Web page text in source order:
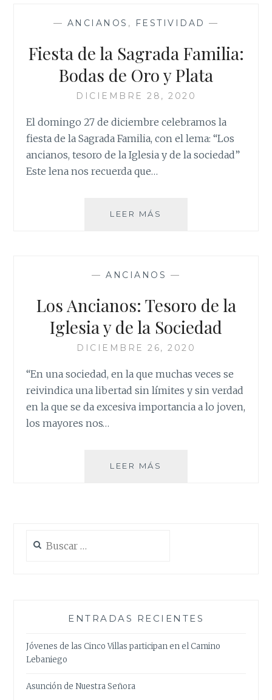
PARA
ANCIANOS
— ANCIANOS , FESTIVIDAD —
Fiesta de la Sagrada Familia:
Bodas de Oro y Plata
DICIEMBRE 28, 2020
El domingo 27 de diciembre celebramos la
fiesta de la Sagrada Familia, con el lema: “Los
ancianos, tesoro de la Iglesia y de la sociedad”
Este lena nos recuerda que…
LEER MÁS
BODAS
ORO
Y
PLATA
— ANCIANOS —
Los Ancianos: Tesoro de la
Iglesia y de la Sociedad
DICIEMBRE 26, 2020
“En una sociedad, en la que muchas veces se
reivindica una libertad sin límites y sin verdad
en la que se da excesiva importancia a lo joven,
los mayores nos…
LEER MÁS
ENTRADAS RECIENTES
Jóvenes de las Cinco Villas participan en el Camino
Lebaniego
Asunción de Nuestra Señora